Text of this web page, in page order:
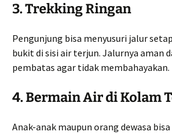
3. Trekking Ringan
Pengunjung bisa menyusuri jalur
bukit di sisi air terjun. Jalurnya aman
pembatas agar tidak membahayakan.
4. Bermain Air di Kolam
Anak-anak maupun orang dewasa